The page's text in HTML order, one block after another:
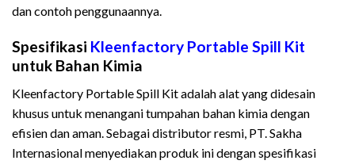
dan contoh penggunaannya.
Spesifikasi Kleenfactory Portable Spill Kit
untuk Bahan Kimia
Kleenfactory Portable Spill Kit adalah alat yang didesain
khusus untuk menangani tumpahan bahan kimia dengan
efisien dan aman. Sebagai distributor resmi, PT. Sakha
Internasional menyediakan produk ini dengan spesifikasi